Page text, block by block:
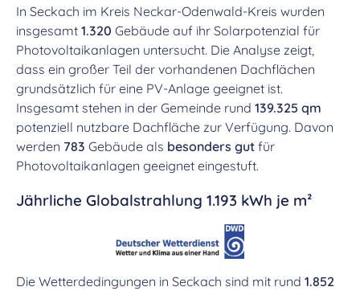
In Seckach im Kreis Neckar-Odenwald-Kreis wurden
insgesamt 1.320 Gebäude auf ihr Solarpotenzial für
Photovoltaikanlagen untersucht. Die Analyse zeigt,
dass ein großer Teil der vorhandenen Dachflächen
grundsätzlich für eine PV-Anlage geeignet ist.
Insgesamt stehen in der Gemeinde rund 139.325 qm
potenziell nutzbare Dachfläche zur Verfügung. Davon
werden 783 Gebäude als besonders gut für
Photovoltaikanlagen geeignet eingestuft.
Jährliche Globalstrahlung 1.193 kWh je m²
Die Wetterdedingungen in Seckach sind mit rund 1.852